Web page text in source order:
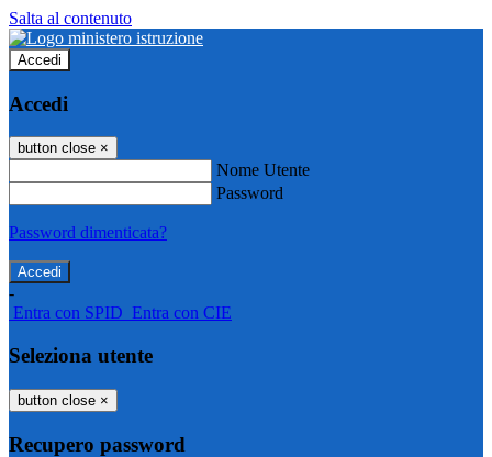
Salta al contenuto
Accedi
Accedi
button close ×
Nome Utente
Password
Password dimenticata?
-
Entra con SPID Entra con CIE
Seleziona utente
button close ×
Recupero password